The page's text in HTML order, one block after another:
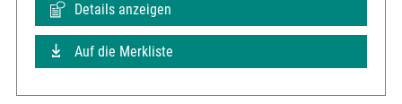
Details anzeigen
Auf die Merkliste